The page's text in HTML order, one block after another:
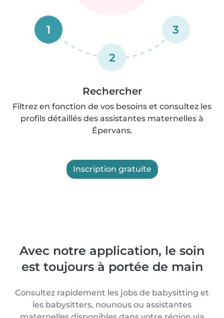
1
2
3
Rechercher
Filtrez en fonction de vos besoins et consultez les
profils détaillés des assistantes maternelles à
Épervans.
Inscription gratuite
Avec notre application, le soin
est toujours à portée de main
Consultez rapidement les jobs de babysitting et
les babysitters, nounous ou assistantes